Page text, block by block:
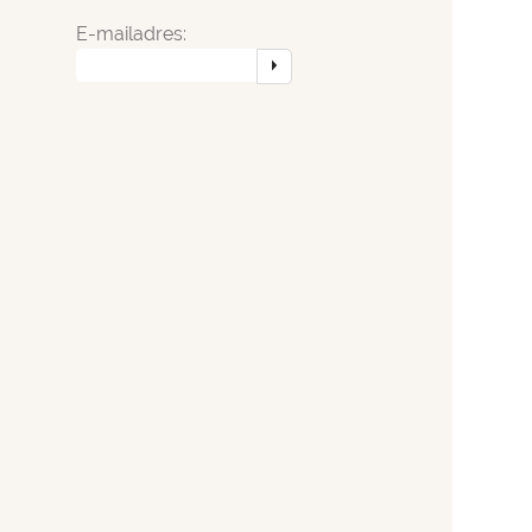
E-mailadres: